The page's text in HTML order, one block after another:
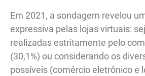
Em 2021, a sondagem revelou
expressiva pelas lojas virtuais:
realizadas estritamente pelo
(30,1%) ou considerando os
possíveis (comércio eletrônico e